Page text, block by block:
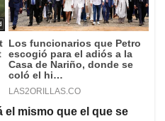
el mismo que el que se